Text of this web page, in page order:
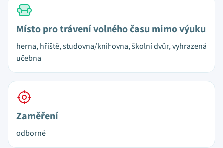
Místo pro trávení volného času mimo výuku
herna, hřiště, studovna/knihovna, školní dvůr, vyhrazená
učebna
Zaměření
odborné